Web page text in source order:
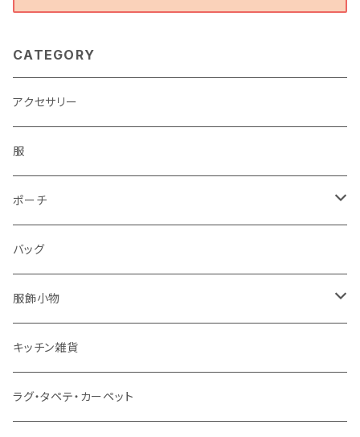
CATEGORY
アクセサリー
服
ポーチ
パソコンケース
バッグ
服飾小物
ストール
ベルト
キッチン雑貨
ラグ・タペテ・カーペット